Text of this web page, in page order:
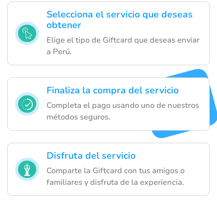
Selecciona el servicio que deseas
obtener
Elige el tipo de Giftcard que deseas enviar
a Perú.
Finaliza la compra del servicio
Completa el pago usando uno de nuestros
métodos seguros.
Disfruta del servicio
Comparte la Giftcard con tus amigos o
familiares y disfruta de la experiencia.